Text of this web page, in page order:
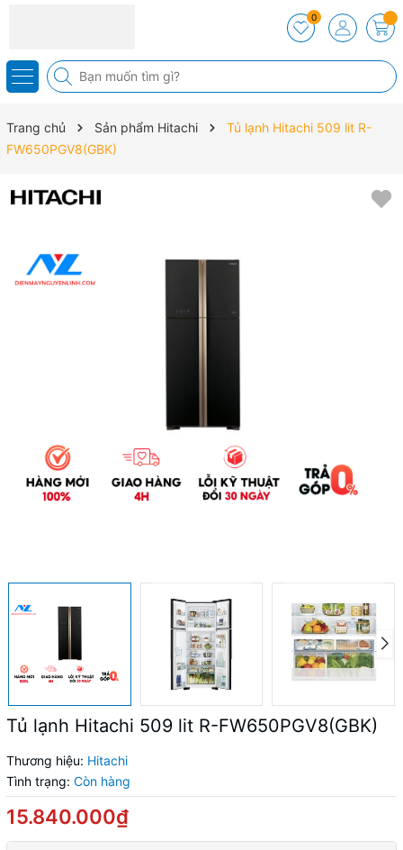
0
Trang chủ Sản phẩm Hitachi
Tủ lạnh Hitachi 509 lit R-
FW650PGV8(GBK)
Tủ lạnh Hitachi 509 lit R-FW650PGV8(GBK)
Thương hiệu: Hitachi
Tình trạng: Còn hàng
15.840.000₫